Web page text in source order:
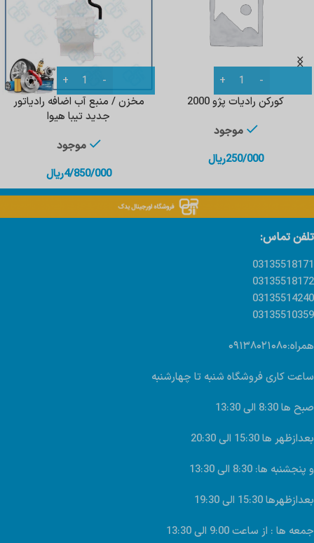
کورکن رادیات پژو 2000
موجود
250/000ریال
مخزن / منبع آب اضافه رادیاتور
جدید تیبا هیوا
موجود
4/850/000ریال
تلفن تماس:
03135518171
03135518172
03135514240
03135510359
همراه:۰۹۱۳۸۰۲۱۰۸۰
ساعت کاری فروشگاه شنبه تا چهارشنبه
صبح ها 8:30 الی 13:30
بعدازظهر ها 15:30 الی 20:30
و پنجشنبه ها: 8:30 الی 13:30
بعدازظهرها 15:30 الی 19:30
جمعه ها : از ساعت 9:00 الی 13:30